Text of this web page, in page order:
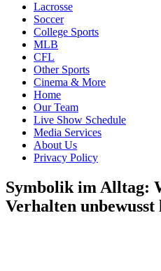
Lacrosse
Soccer
College Sports
MLB
CFL
Other Sports
Cinema & More
Home
Our Team
Live Show Schedule
Media Services
About Us
Privacy Policy
Symbolik im Alltag:
Verhalten unbewusst